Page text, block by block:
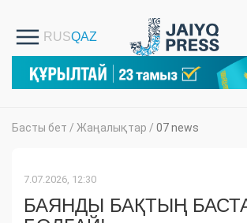
Басты бет / Жаңалықтар / 07 news
7.07.2026, 12:30
БАЯНДЫ БАҚТЫҢ